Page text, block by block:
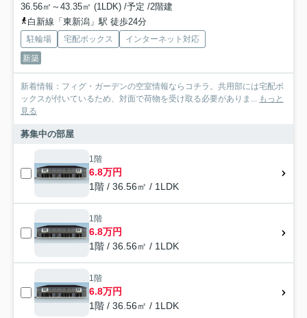
36.56㎡～43.35㎡ (1LDK) /予定 /2階建
白新線「東新潟」駅 徒歩24分
駐輪場 宅配ボックス
インターネット対応
新築
新着情報：フィグ・ガーデンの空室情報ならコチラ。共用部には宅配ボ
ックスが付いているため、対面で荷物を受け取る必要がありま... もっと
見る
募集中の部屋
1階
6.8万円
1階 / 36.56㎡ / 1LDK
1階
6.8万円
1階 / 36.56㎡ / 1LDK
1階
6.8万円
1階 / 36.56㎡ / 1LDK